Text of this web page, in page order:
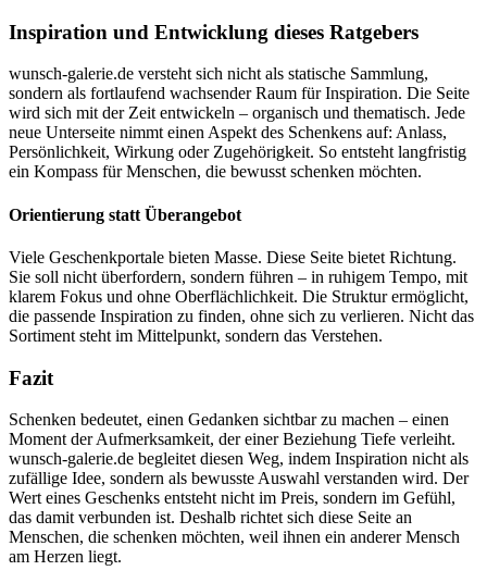
Inspiration und Entwicklung dieses Ratgebers
wunsch-galerie.de versteht sich nicht als statische Sammlung,
sondern als fortlaufend wachsender Raum für Inspiration. Die Seite
wird sich mit der Zeit entwickeln – organisch und thematisch. Jede
neue Unterseite nimmt einen Aspekt des Schenkens auf: Anlass,
Persönlichkeit, Wirkung oder Zugehörigkeit. So entsteht langfristig
ein Kompass für Menschen, die bewusst schenken möchten.
Orientierung statt Überangebot
Viele Geschenkportale bieten Masse. Diese Seite bietet Richtung.
Sie soll nicht überfordern, sondern führen – in ruhigem Tempo, mit
klarem Fokus und ohne Oberflächlichkeit. Die Struktur ermöglicht,
die passende Inspiration zu finden, ohne sich zu verlieren. Nicht das
Sortiment steht im Mittelpunkt, sondern das Verstehen.
Fazit
Schenken bedeutet, einen Gedanken sichtbar zu machen – einen
Moment der Aufmerksamkeit, der einer Beziehung Tiefe verleiht.
wunsch-galerie.de begleitet diesen Weg, indem Inspiration nicht als
zufällige Idee, sondern als bewusste Auswahl verstanden wird. Der
Wert eines Geschenks entsteht nicht im Preis, sondern im Gefühl,
das damit verbunden ist. Deshalb richtet sich diese Seite an
Menschen, die schenken möchten, weil ihnen ein anderer Mensch
am Herzen liegt.